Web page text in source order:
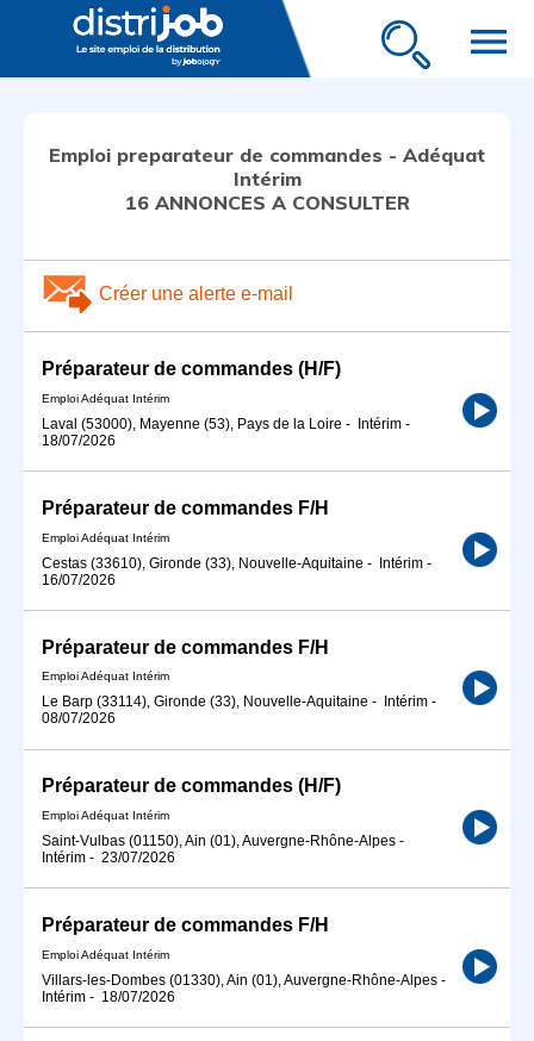
menu
Emploi preparateur de commandes - Adéquat
Intérim
16 ANNONCES A CONSULTER
Créer une alerte e-mail
Préparateur de commandes (H/F)
Emploi Adéquat Intérim
Laval (53000), Mayenne (53), Pays de la Loire - Intérim -
18/07/2026
Préparateur de commandes F/H
Emploi Adéquat Intérim
Cestas (33610), Gironde (33), Nouvelle-Aquitaine - Intérim -
16/07/2026
Préparateur de commandes F/H
Emploi Adéquat Intérim
Le Barp (33114), Gironde (33), Nouvelle-Aquitaine - Intérim -
08/07/2026
Préparateur de commandes (H/F)
Emploi Adéquat Intérim
Saint-Vulbas (01150), Ain (01), Auvergne-Rhône-Alpes -
Intérim - 23/07/2026
Préparateur de commandes F/H
Emploi Adéquat Intérim
Villars-les-Dombes (01330), Ain (01), Auvergne-Rhône-Alpes -
Intérim - 18/07/2026